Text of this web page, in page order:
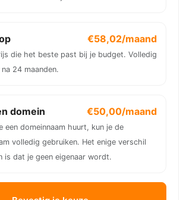
€58,02/maand
die het beste past bij je budget. Volledig
24 maanden.
domein €50,00/maand
een domeinnaam huurt, kun je de
volledig gebruiken. Het enige verschil
is dat je geen eigenaar wordt.